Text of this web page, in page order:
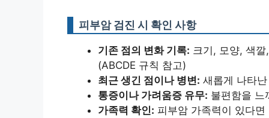
피부암 검진 시 확인 사항
기존 점의 변화 기록: 크기, 모양, 색
(ABCDE 규칙 참고)
최근 생긴 점이나 병변: 새롭게 나타
통증이나 가려움증 유무: 불편함을 느
가족력 확인: 피부암 가족력이 있다